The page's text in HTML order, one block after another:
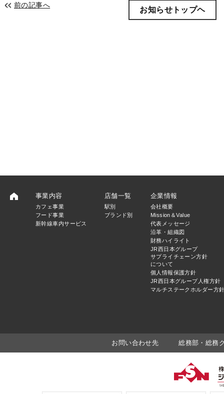
前の記事へ
お知らせトップヘ
事業内容
カフェ事業
フード事業
新幹線車内サービス
店舗一覧
駅別
ブランド別
企業情報
会社概要
Mission＆Value
代表メッセージ
沿革・組織図
財務ハイライト
JR西日本グループ
サプライチェーン方針
について
個人情報保護方針
JR西日本グループ人権方針
マルチステークホルダー方
お問い合わせ先 総務部・総務